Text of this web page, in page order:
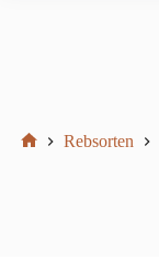
Rebsorten